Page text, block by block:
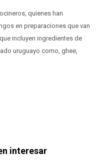
quienes han
en preparaciones que van
incluyen ingredientes de
uruguayo como, ghee,
interesar